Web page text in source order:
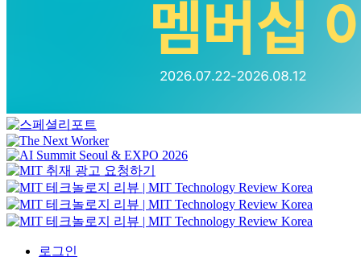
로그인